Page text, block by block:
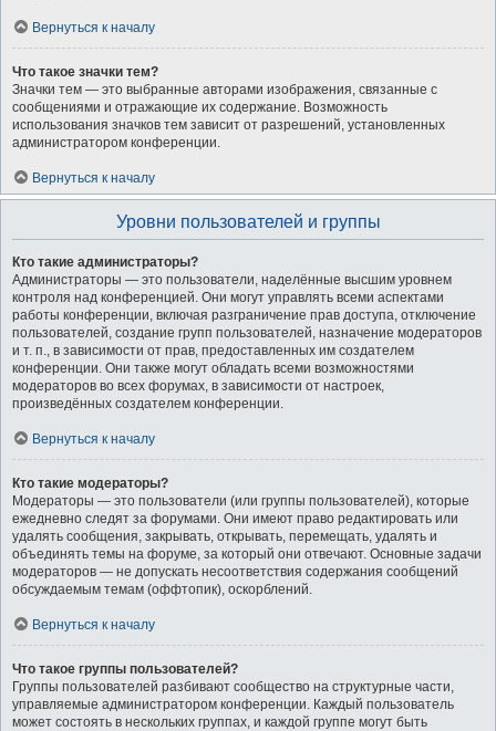
Вернуться к началу
Что такое значки тем?
Значки тем — это выбранные авторами изображения, связанные с
сообщениями и отражающие их содержание. Возможность
использования значков тем зависит от разрешений, установленных
администратором конференции.
Вернуться к началу
Уровни пользователей и группы
Кто такие администраторы?
Администраторы — это пользователи, наделённые высшим уровнем
контроля над конференцией. Они могут управлять всеми аспектами
работы конференции, включая разграничение прав доступа, отключение
пользователей, создание групп пользователей, назначение модераторов
и т. п., в зависимости от прав, предоставленных им создателем
конференции. Они также могут обладать всеми возможностями
модераторов во всех форумах, в зависимости от настроек,
произведённых создателем конференции.
Вернуться к началу
Кто такие модераторы?
Модераторы — это пользователи (или группы пользователей), которые
ежедневно следят за форумами. Они имеют право редактировать или
удалять сообщения, закрывать, открывать, перемещать, удалять и
объединять темы на форуме, за который они отвечают. Основные задачи
модераторов — не допускать несоответствия содержания сообщений
обсуждаемым темам (оффтопик), оскорблений.
Вернуться к началу
Что такое группы пользователей?
Группы пользователей разбивают сообщество на структурные части,
управляемые администратором конференции. Каждый пользователь
может состоять в нескольких группах, и каждой группе могут быть